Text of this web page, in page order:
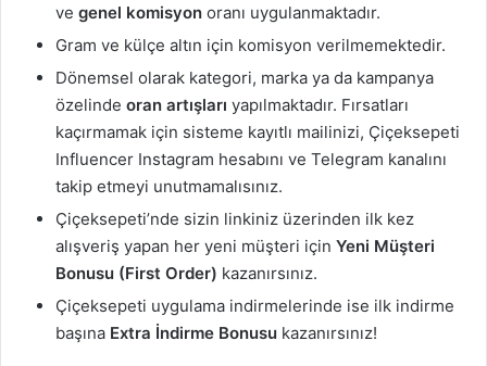
ve genel komisyon oranı uygulanmaktadır.
Gram ve külçe altın için komisyon verilmemektedir.
Dönemsel olarak kategori, marka ya da kampanya
özelinde oran artışları yapılmaktadır. Fırsatları
kaçırmamak için sisteme kayıtlı mailinizi, Çiçeksepeti
Influencer Instagram hesabını ve Telegram kanalını
takip etmeyi unutmamalısınız.
Çiçeksepeti’nde sizin linkiniz üzerinden ilk kez
alışveriş yapan her yeni müşteri için Yeni Müşteri
Bonusu (First Order) kazanırsınız.
Çiçeksepeti uygulama indirmelerinde ise ilk indirme
başına Extra İndirme Bonusu kazanırsınız!